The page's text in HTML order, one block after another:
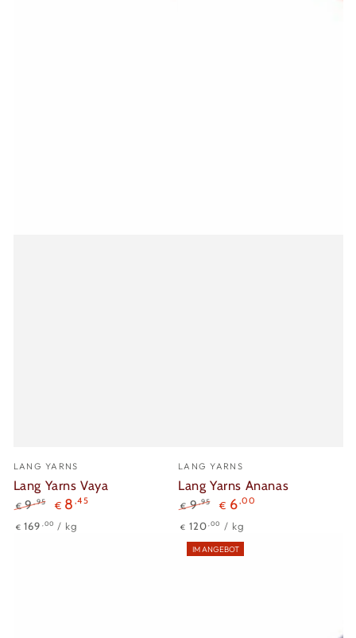
Verkäufer/in:
LANG YARNS
Lang Yarns Vaya
Regulärer
€ 9,95
Verkaufspreis
€ 8 ,45
Stückpreis
€ 169 ,00 / pro
kg
Verkäufer/in:
LANG YARNS
Lang Yarns Ananas
Regulärer
Preis
€ 9,95
Verkaufspreis
€ 6,00
Stückpreis
€ 120 ,00 / pro
kg
IM ANGEBOT